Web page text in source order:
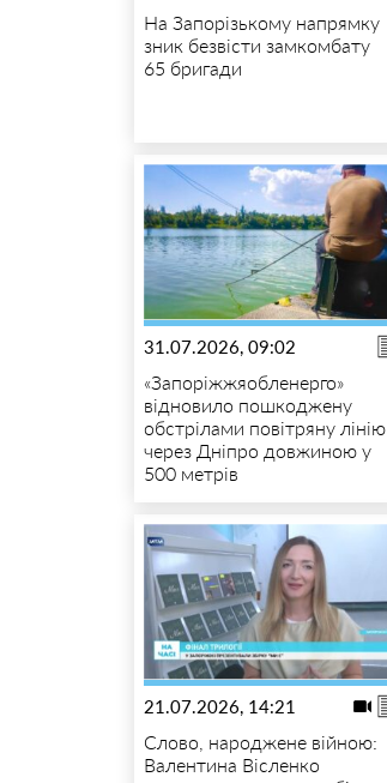
На Запорізькому напрямку
зник безвісти замкомбату
65 бригади
31.07.2026, 09:02
«Запоріжжяобленерго»
відновило пошкоджену
обстрілами повітряну лінію
через Дніпро довжиною у
500 метрів
21.07.2026, 14:21
Слово, народжене війною:
Валентина Вісленко